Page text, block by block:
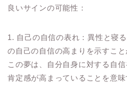
良いサインの可能性：
1. 自己の自信の表れ：異性と寝
の自己の自信の高まりを示すこと
この夢は、自分自身に対する自
肯定感が高まっていることを意味